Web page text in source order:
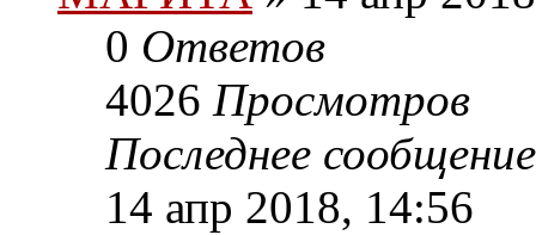
0 Ответов
4026 Просмотров
Последнее сообщение
14 апр 2018, 14:56